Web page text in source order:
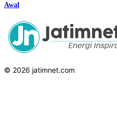
Awal
© 2026 jatimnet.com